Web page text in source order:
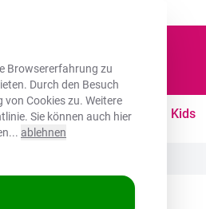
Browsererfahrung zu
Durch den Besuch
von Cookies zu. Weitere
. Sie können auch hier
ablehnen
Küche Outdoor Freizeit Kids
Chrom - Lebensmittel